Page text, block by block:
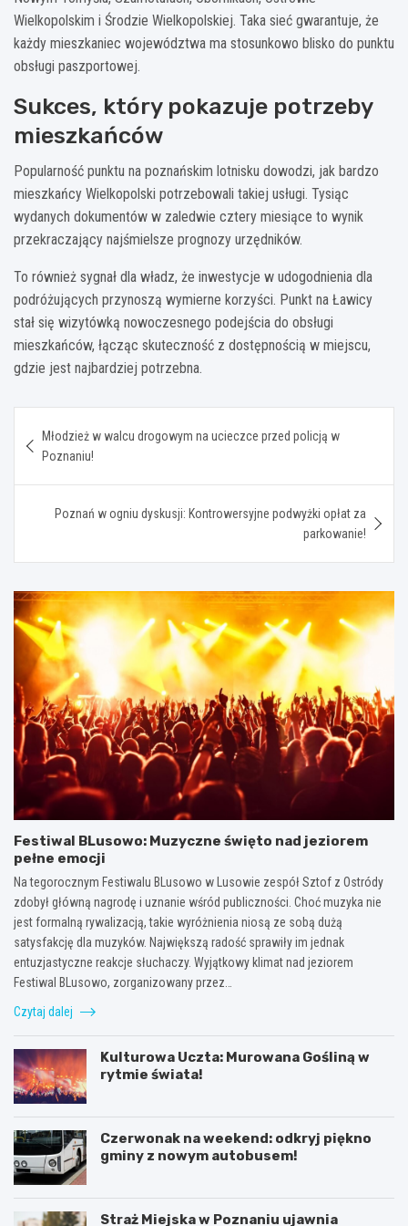
Wielkopolskim i Środzie Wielkopolskiej. Taka sieć gwarantuje, że
każdy mieszkaniec województwa ma stosunkowo blisko do punktu
obsługi paszportowej.
Sukces, który pokazuje potrzeby
mieszkańców
Popularność punktu na poznańskim lotnisku dowodzi, jak bardzo
mieszkańcy Wielkopolski potrzebowali takiej usługi. Tysiąc
wydanych dokumentów w zaledwie cztery miesiące to wynik
przekraczający najśmielsze prognozy urzędników.
To również sygnał dla władz, że inwestycje w udogodnienia dla
podróżujących przynoszą wymierne korzyści. Punkt na Ławicy
stał się wizytówką nowoczesnego podejścia do obsługi
mieszkańców, łącząc skuteczność z dostępnością w miejscu,
gdzie jest najbardziej potrzebna.
wpisu
Młodzież w walcu drogowym na ucieczce przed policją w
Poznaniu!
Poznań w ogniu dyskusji: Kontrowersyjne podwyżki opłat za
parkowanie!
Festiwal BLusowo: Muzyczne święto nad jeziorem
pełne emocji
Na tegorocznym Festiwalu BLusowo w Lusowie zespół Sztof z Ostródy
zdobył główną nagrodę i uznanie wśród publiczności. Choć muzyka nie
jest formalną rywalizacją, takie wyróżnienia niosą ze sobą dużą
satysfakcję dla muzyków. Największą radość sprawiły im jednak
entuzjastyczne reakcje słuchaczy. Wyjątkowy klimat nad jeziorem
Festiwal BLusowo, zorganizowany przez…
Czytaj dalej
Kulturowa Uczta: Murowana Gośliną w
rytmie świata!
Czerwonak na weekend: odkryj piękno
gminy z nowym autobusem!
Straż Miejska w Poznaniu ujawnia